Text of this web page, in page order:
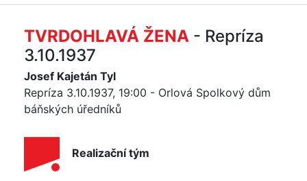
TVRDOHLAVÁ ŽENA - Repríza
3.10.1937
Josef Kajetán Tyl
Repríza 3.10.1937, 19:00 - Orlová Spolkový dům
báňských úředníků
Realizační tým